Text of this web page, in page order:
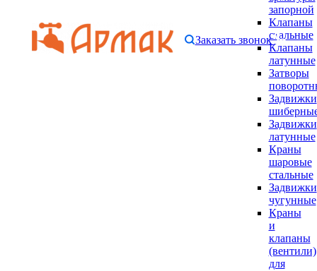
запорной
Клапаны
стальные
Клапаны
латунные
Затворы
Задвижки
Задвижки
латунные
Краны
шаровые
стальные
Задвижки
чугунные
Краны
и
клапаны
(вентили)
для
Заказать звонок